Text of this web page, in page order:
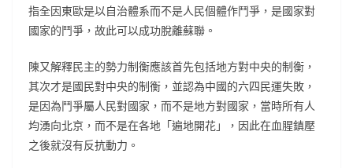
指全因東歐是以自治體系而不是人民個體作鬥爭，是國家對
國家的鬥爭，故此可以成功脫離蘇聯。
陳又解釋民主的勢力制衡應該首先包括地方對中央的制衡，
其次才是國民對中央的制衡，並認為中國的六四民運失敗，
是因為鬥爭屬人民對國家，而不是地方對國家，當時所有人
均湧向北京，而不是在各地「遍地開花」，因此在血腥鎮壓
之後就沒有反抗動力。